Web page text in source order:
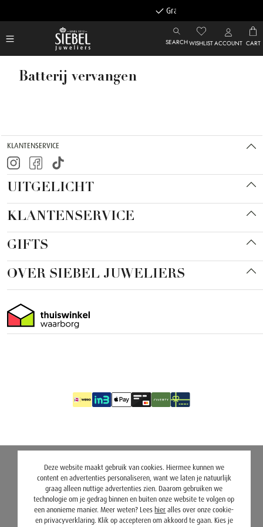
Gratis achteraf betalen
SEARCHWISHLISTACCOUNT CART
Batterij vervangen
KLANTENSERVICE
UITGELICHT
KLANTENSERVICE
GIFTS
OVER SIEBEL JUWELIERS
Deze website maakt gebruik van cookies. Hiermee kunnen we
content en advertenties personaliseren, want we laten je natuurlijk
graag alleen nuttige advertenties zien. Daarom gebruiken we
technologie om je gedrag binnen en buiten onze website te volgen op
een anonieme manier. Meer weten? Lees hier alles over onze cookie-
en privacyverklaring. Klik op accepteren om akkoord te gaan. Kies je